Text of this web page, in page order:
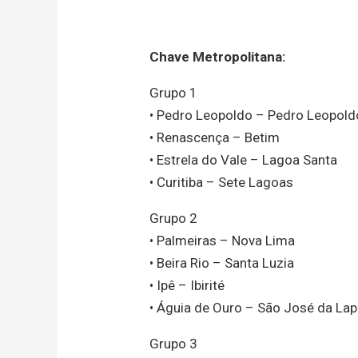
Chave Metropolitana:
Grupo 1
• Pedro Leopoldo – Pedro
• Renascença – Betim
• Estrela do Vale – Lagoa Santa
• Curitiba – Sete Lagoas
Grupo 2
• Palmeiras – Nova Lima
• Beira Rio – Santa Luzia
• Ipê – Ibirité
• Águia de Ouro – São José da
Grupo 3